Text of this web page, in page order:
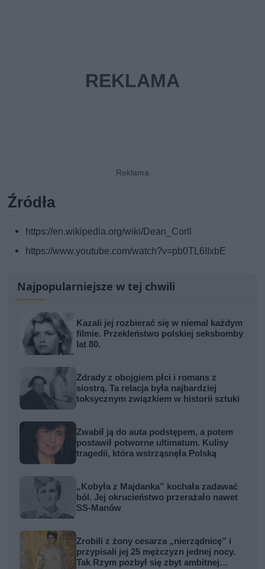
Źródła
https://en.wikipedia.org/wiki/Dean_Corll
https://www.youtube.com/watch?v=pb0TL6IIxbE
Najpopularniejsze w tej chwili
Kazali jej rozbierać się w niemal każdym
filmie. Przekleństwo polskiej seksbomby
lat 80.
Zdrady z obojgiem płci i romans z
siostrą. Ta relacja była najbardziej
toksycznym związkiem w historii sztuki
Zwabił ją do auta podstępem, a potem
postawił potworne ultimatum. Kulisy
tragedii, która wstrząsnęła Polską
„Kobyła z Majdanka” kochała zadawać
ból. Jej okrucieństwo przerażało nawet
SS-Manów
Zrobili z żony cesarza „nierządnicę” i
przypisali jej 25 mężczyzn jednej nocy.
Tak Rzym pozbył się zbyt ambitnej